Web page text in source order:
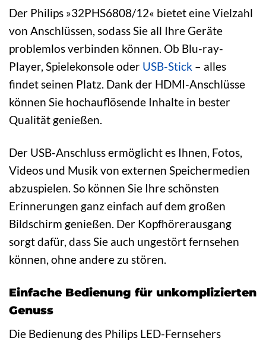
Der Philips »32PHS6808/12« bietet eine Vielzahl
von Anschlüssen, sodass Sie all Ihre Geräte
problemlos verbinden können. Ob Blu-ray-
Player, Spielekonsole oder USB-Stick – alles
findet seinen Platz. Dank der HDMI-Anschlüsse
können Sie hochauflösende Inhalte in bester
Qualität genießen.
Der USB-Anschluss ermöglicht es Ihnen, Fotos,
Videos und Musik von externen Speichermedien
abzuspielen. So können Sie Ihre schönsten
Erinnerungen ganz einfach auf dem großen
Bildschirm genießen. Der Kopfhörerausgang
sorgt dafür, dass Sie auch ungestört fernsehen
können, ohne andere zu stören.
Einfache Bedienung für unkomplizierten
Genuss
Die Bedienung des Philips LED-Fernsehers